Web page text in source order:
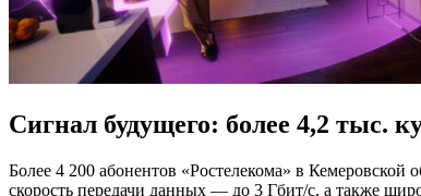
Сигнал будущего: более 4,2 тыс.
Более 4 200 абонентов «Ростелекома» в
скорость передачи данных — до 3 Гбит/с, а также